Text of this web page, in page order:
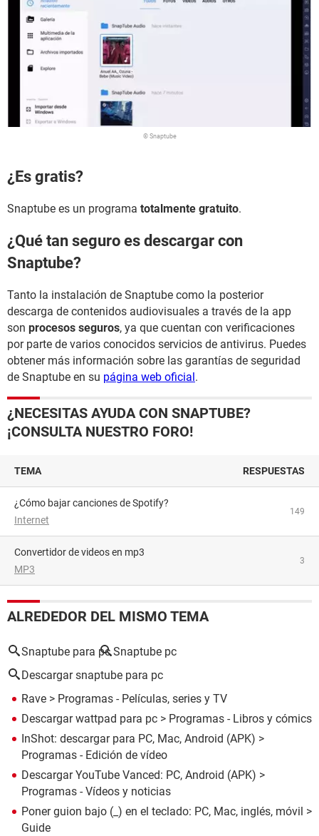
© Snaptube
¿Es gratis?
Snaptube es un programa totalmente gratuito.
¿Qué tan seguro es descargar con
Snaptube?
Tanto la instalación de Snaptube como la posterior
descarga de contenidos audiovisuales a través de la app
son procesos seguros, ya que cuentan con verificaciones
por parte de varios conocidos servicios de antivirus. Puedes
obtener más información sobre las garantías de seguridad
de Snaptube en su página web oficial .
¿NECESITAS AYUDA CON SNAPTUBE?
¡CONSULTA NUESTRO FORO!
TEMA RESPUESTAS
¿Cómo bajar canciones de Spotify?
Internet
149
convertidor de videos en mp3
MP3
3
ALREDEDOR DEL MISMO TEMA
Snaptube para pc Snaptube pc
Descargar snaptube para pc
Rave > Programas - Películas, series y TV
Descargar wattpad para pc > Programas - Libros y cómics
InShot: descargar para PC, Mac, Android (APK) >
Programas - Edición de vídeo
Descargar YouTube Vanced: PC, Android (APK) >
Programas - Vídeos y noticias
Poner guion bajo (_) en el teclado: PC, Mac, inglés, móvil >
Guide